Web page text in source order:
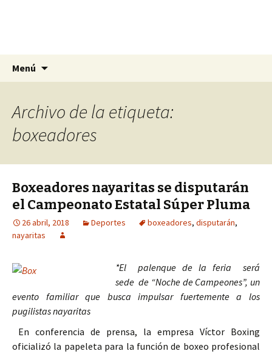
La Yunta de Tepic
La nueva opción en información
Menú
Archivo de la etiqueta:
boxeadores
Boxeadores nayaritas se disputarán
el Campeonato Estatal Súper Pluma
26 abril, 2018 Deportes boxeadores, disputarán,
nayaritas
*El palenque de la feria será
sede de “Noche de Campeones”, un
evento familiar que busca impulsar fuertemente a los
pugilistas nayaritas
En conferencia de prensa, la empresa Víctor Boxing
oficializó la papeleta para la función de boxeo profesional